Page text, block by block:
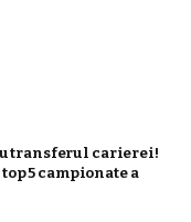
transferul carierei!
5 campionate a